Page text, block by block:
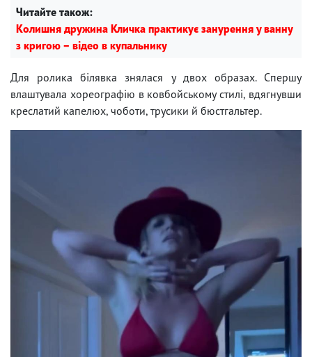
Читайте також:
Колишня дружина Кличка практикує занурення у ванну
з кригою – відео в купальнику
Для ролика білявка знялася у двох образах. Спершу
влаштувала хореографію в ковбойському стилі, вдягнувши
креслатий капелюх, чоботи, трусики й бюстгальтер.